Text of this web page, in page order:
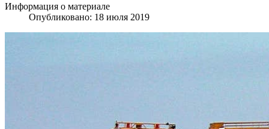
Информация о материале
Опубликовано: 18 июля 2019